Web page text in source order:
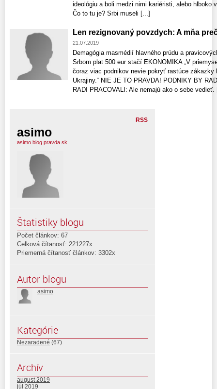
ideológiu a boli medzi nimi kariéristi, alebo
Čo to tu je? Srbi museli [...]
Len rezignovaný povzdych: A mňa
21.07.2019
Demagógia masmédií hlavného prúdu a
Srbom plat 500 eur stačí EKONOMIKA „V
čoraz viac podnikov nevie pokryť rastúce
Ukrajiny.“ NIE JE TO PRAVDA! PODNIKY BY
RADI PRACOVALI: Ale nemajú ako o sebe vedieť.
RSS
asimo
asimo.blog.pravda.sk
Štatistiky blogu
Počet článkov: 67
Celková čítanosť: 221227x
Priemerná čítanosť článkov: 3302x
Autor blogu
asimo
Kategórie
Nezaradené (67)
Archív
august 2019
júl 2019